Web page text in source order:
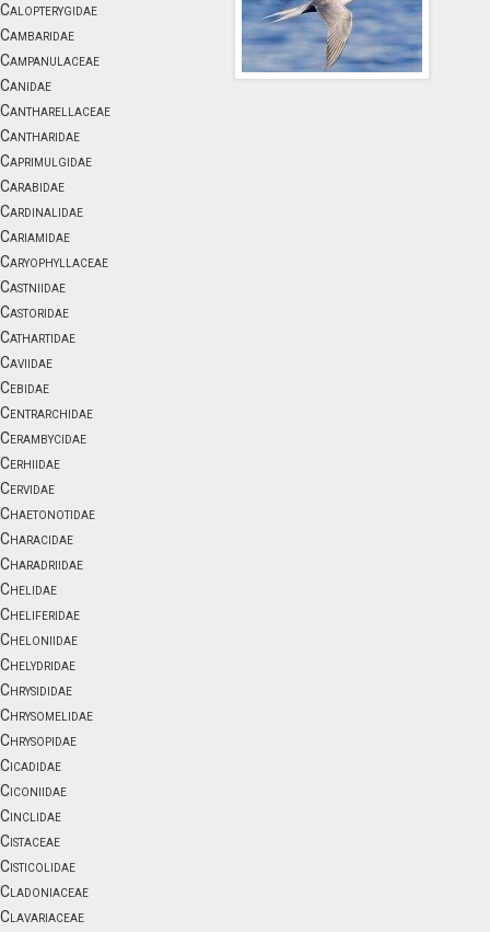
Calopterygidae
Cambaridae
Campanulaceae
Canidae
Cantharellaceae
Cantharidae
Caprimulgidae
Carabidae
Cardinalidae
Cariamidae
Caryophyllaceae
Castniidae
Castoridae
Cathartidae
Caviidae
Cebidae
Centrarchidae
Cerambycidae
Cerhiidae
Cervidae
Chaetonotidae
Characidae
Charadriidae
Chelidae
Cheliferidae
Cheloniidae
Chelydridae
Chrysididae
Chrysomelidae
Chrysopidae
Cicadidae
Ciconiidae
Cinclidae
Cistaceae
Cisticolidae
Cladoniaceae
Clavariaceae